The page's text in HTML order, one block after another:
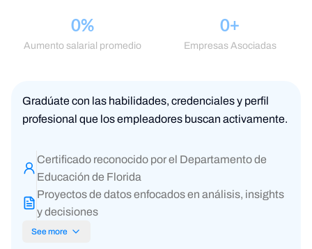
0%
Aumento salarial promedio
0+
Empresas Asociadas
Gradúate con las habilidades, credenciales y perfil
profesional que los empleadores buscan activamente.
Certificado reconocido por el Departamento de
Educación de Florida
Proyectos de datos enfocados en análisis, insights
y decisiones
See more